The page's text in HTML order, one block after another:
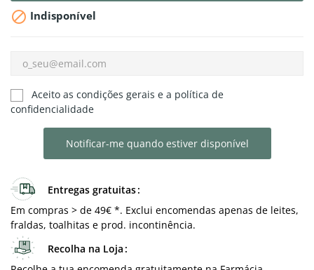
 Indisponível
Aceito as condições gerais e a política de
confidencialidade
Notificar-me quando estiver disponível
Entregas gratuitas
Em compras > de 49€ *. Exclui encomendas apenas de leites,
fraldas, toalhitas e prod. incontinência.
Recolha na Loja